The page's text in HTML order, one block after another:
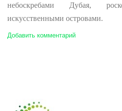
небоскребами Дубая,
искусственными островами.
Добавить комментарий